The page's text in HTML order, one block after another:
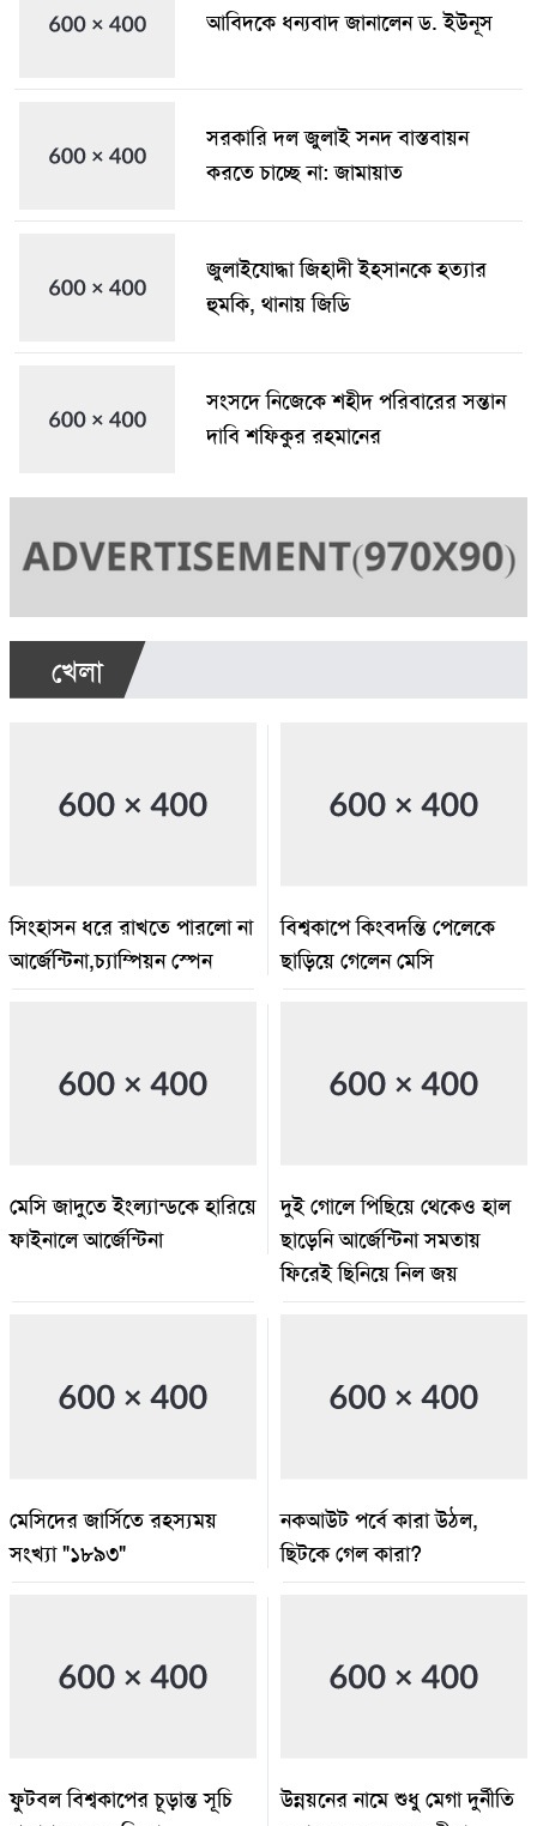
আবিদকে ধন্যবাদ জানালেন ড. ইউনূস
সরকারি দল জুলাই সনদ বাস্তবায়ন
করতে চাচ্ছে না: জামায়াত
জুলাইযোদ্ধা জিহাদী ইহসানকে হত্যার
হুমকি, থানায় জিডি
সংসদে নিজেকে শহীদ পরিবারের সন্তান
দাবি শফিকুর রহমানের
খেলা
সিংহাসন ধরে রাখতে পারলো না
আর্জেন্টিনা,চ্যাম্পিয়ন স্পেন
বিশ্বকাপে কিংবদন্তি পেলেকে
ছাড়িয়ে গেলেন মেসি
মেসি জাদুতে ইংল্যান্ডকে হারিয়ে
ফাইনালে আর্জেন্টিনা
দুই গোলে পিছিয়ে থেকেও হাল
ছাড়েনি আর্জেন্টিনা সমতায়
ফিরেই ছিনিয়ে নিল জয়
মেসিদের জার্সিতে রহস্যময়
সংখ্যা "১৮৯৩"
নকআউট পর্বে কারা উঠল,
ছিটকে গেল কারা?
ফুটবল বিশ্বকাপের চূড়ান্ত সূচি
উন্নয়নের নামে শুধু মেগা দুর্নীতি